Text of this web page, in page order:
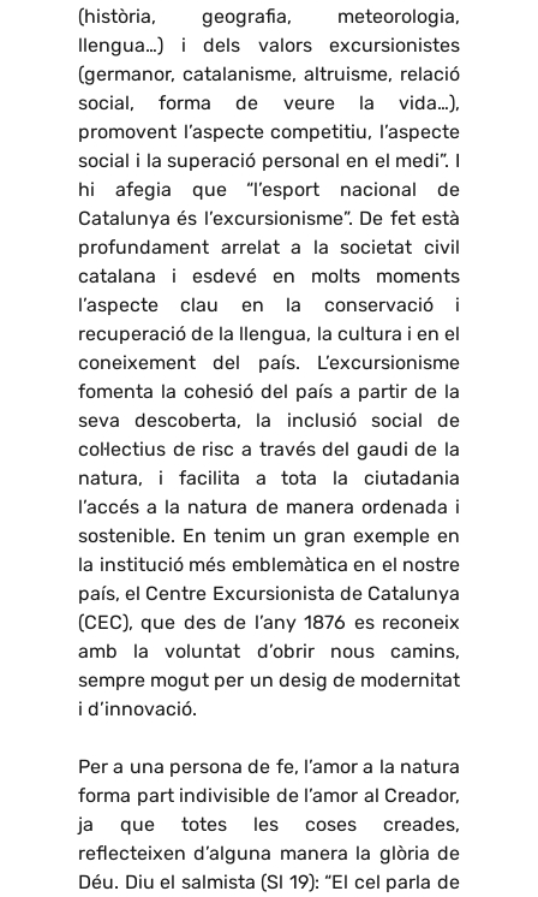
(història, geografia, meteorologia,
llengua…) i dels valors excursionistes
(germanor, catalanisme, altruisme, relació
social, forma de veure la vida…),
promovent l’aspecte competitiu, l’aspecte
social i la superació personal en el medi”. I
hi afegia que “l’esport nacional de
Catalunya és l’excursionisme”. De fet està
profundament arrelat a la societat civil
catalana i esdevé en molts moments
l’aspecte clau en la conservació i
recuperació de la llengua, la cultura i en el
coneixement del país. L’excursionisme
fomenta la cohesió del país a partir de la
seva descoberta, la inclusió social de
col·lectius de risc a través del gaudi de la
natura, i facilita a tota la ciutadania
l’accés a la natura de manera ordenada i
sostenible. En tenim un gran exemple en
la institució més emblemàtica en el nostre
país, el Centre Excursionista de Catalunya
(CEC), que des de l’any 1876 es reconeix
amb la voluntat d’obrir nous camins,
sempre mogut per un desig de modernitat
i d’innovació.
Per a una persona de fe, l’amor a la natura
forma part indivisible de l’amor al Creador,
ja que totes les coses creades,
reflecteixen d’alguna manera la glòria de
Déu. Diu el salmista (Sl 19): “El cel parla de